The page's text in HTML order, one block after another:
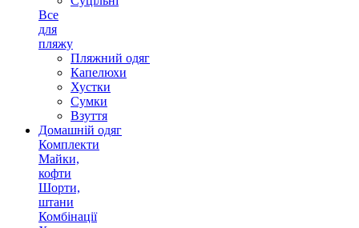
Все
для
пляжу
Пляжний одяг
Капелюхи
Хустки
Сумки
Взуття
Домашній одяг
Комплекти
Майки,
кофти
Шорти,
штани
Комбінації